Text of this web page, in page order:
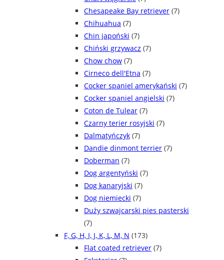
Chesapeake Bay retriever (7)
Chihuahua (7)
Chin japoński (7)
Chiński grzywacz (7)
Chow chow (7)
Cirneco dell'Etna (7)
Cocker spaniel amerykański (7)
Cocker spaniel angielski (7)
Coton de Tulear (7)
Czarny terier rosyjski (7)
Dalmatyńczyk (7)
Dandie dinmont terrier (7)
Doberman (7)
Dog argentyński (7)
Dog kanaryjski (7)
Dog niemiecki (7)
Duży szwajcarski pies pasterski
(7)
F, G, H, I, J, K, L, M, N (173)
Flat coated retriever (7)